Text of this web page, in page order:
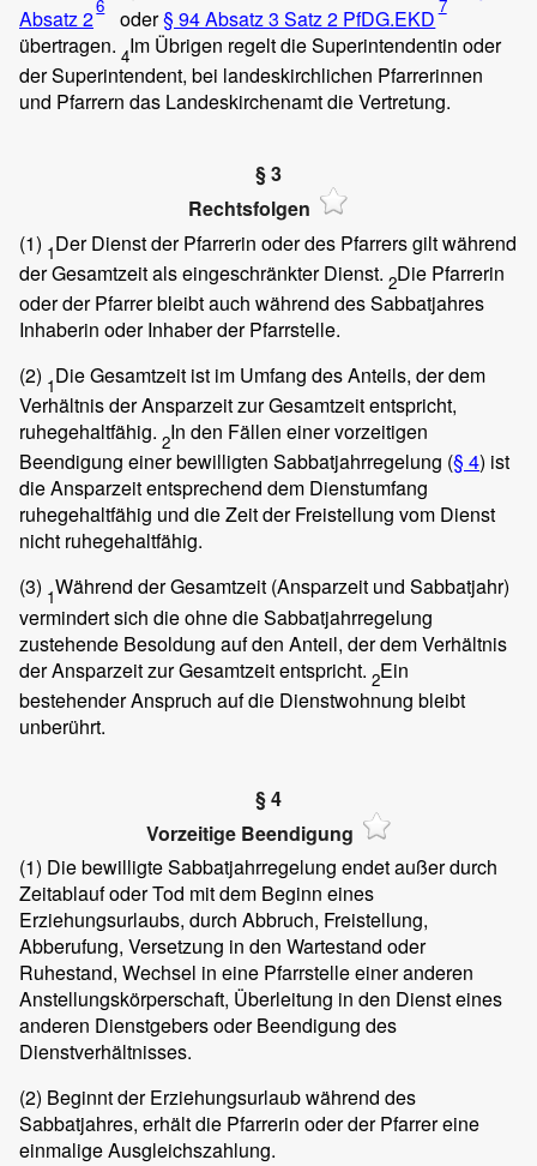
Absatz 26 oder§ 94 Absatz 3 Satz 2 PfDG.EKD 7
übertragen. 4Im Übrigen regelt die Superintendentin oder
der Superintendent, bei landeskirchlichen Pfarrerinnen
und Pfarrern das Landeskirchenamt die Vertretung.
§ 3
Rechtsfolgen
(1) 1Der Dienst der Pfarrerin oder des Pfarrers gilt während
der Gesamtzeit als eingeschränkter Dienst. 2Die Pfarrerin
oder der Pfarrer bleibt auch während des Sabbatjahres
Inhaberin oder Inhaber der Pfarrstelle.
(2) 1Die Gesamtzeit ist im Umfang des Anteils, der dem
Verhältnis der Ansparzeit zur Gesamtzeit entspricht,
ruhegehaltfähig. 2In den Fällen einer vorzeitigen
Beendigung einer bewilligten Sabbatjahrregelung (§ 4) ist
die Ansparzeit entsprechend dem Dienstumfang
ruhegehaltfähig und die Zeit der Freistellung vom Dienst
nicht ruhegehaltfähig.
(3) 1Während der Gesamtzeit (Ansparzeit und Sabbatjahr)
vermindert sich die ohne die Sabbatjahrregelung
zustehende Besoldung auf den Anteil, der dem Verhältnis
der Ansparzeit zur Gesamtzeit entspricht. 2Ein
bestehender Anspruch auf die Dienstwohnung bleibt
unberührt.
§ 4
Vorzeitige Beendigung
(1) Die bewilligte Sabbatjahrregelung endet außer durch
Zeitablauf oder Tod mit dem Beginn eines
Erziehungsurlaubs, durch Abbruch, Freistellung,
Abberufung, Versetzung in den Wartestand oder
Ruhestand, Wechsel in eine Pfarrstelle einer anderen
Anstellungskörperschaft, Überleitung in den Dienst eines
anderen Dienstgebers oder Beendigung des
Dienstverhältnisses.
(2) Beginnt der Erziehungsurlaub während des
Sabbatjahres, erhält die Pfarrerin oder der Pfarrer eine
einmalige Ausgleichszahlung.